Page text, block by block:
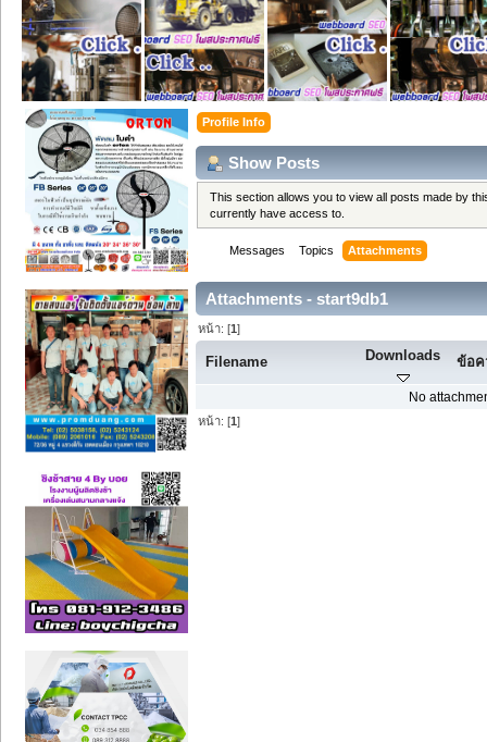
Profile Info
Show Posts
This section allows you to view all posts made by
currently have access to.
Messages Topics Attachments
Attachments - start9db1
หน้า: [1]
Filename Downloads ข้อค
No
หน้า: [1]